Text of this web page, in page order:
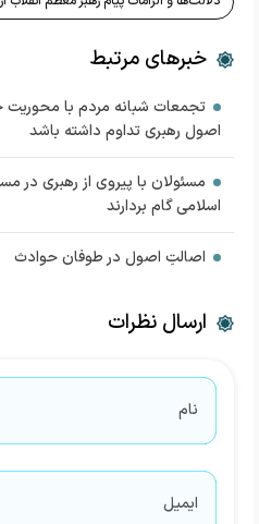
خبرهای مرتبط
تجمعات شبانه مردم با
اصول رهبری تداوم داشته باشد
مسئولان با پیروی از رهبری در
اسلامی گام بردارند
اصالتِ اصول در طوفان حوادث
ارسال نظرات